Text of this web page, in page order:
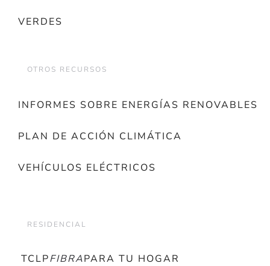
VERDES
OTROS RECURSOS
INFORMES SOBRE ENERGÍAS RENOVABLES
PLAN DE ACCIÓN CLIMÁTICA
VEHÍCULOS ELÉCTRICOS
RESIDENCIAL
TCLPFIBRAPARA TU HOGAR